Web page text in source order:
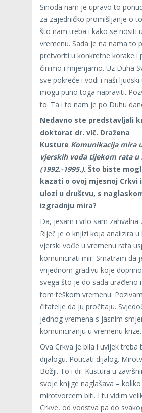
Sinoda nam je upravo to
za zajedničko promišljanje o
što nam treba i kako se nositi
vremenu. Sada je na nama to
pretvoriti u konkretne korake i
činimo i mijenjamo. Uz Duha
sve pokreće i vodi i naši
mogu puno toga napraviti.
to. Ta i to nam je po Duhu
Nedavno ste predstavljali
doktorat dr. vlč. Dražena
Kusture Komunikacija mira
vjerskih vođa tijekom rata u
(1992.-1995.). Što biste
kazati o ovoj mjesnoj Crkvi
ulozi u društvu, s
izgradnju mira?
Da, jesam i vrlo sam zahvalna
Riječ je o knjizi koja analizira
vjerski vođe u vremenu rata
komunicirati mir. Smatram da
vrijednom gradivu koje
svega što je do sada urađeno
tom teškom vremenu.
čitatelje da ju pročitaju.
jednog vremena s jasnim
komuniciranju u vremenu krize.
Ova Crkva je bila i uvijek treba
dijalogu. Poticati dijalog.
Božji. To i dr. Kustura u
svoje knjige naglašava –
mirotvorcem biti. I tu vidim
Crkve, od vodstva pa do